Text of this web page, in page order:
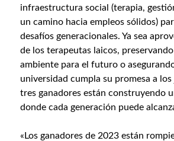
infraestructura social (terapia,
un camino hacia empleos sólidos)
desafíos generacionales. Ya sea
de los terapeutas laicos,
ambiente para el futuro o
universidad cumpla su promesa a los
tres ganadores están construyendo
donde cada generación puede
«Los ganadores de 2023 están